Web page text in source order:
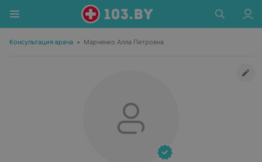
Консультация врача • Марченко Алла Петровна